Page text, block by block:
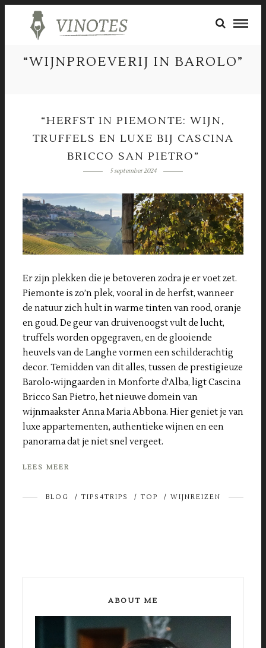
“WIJNPROEVERIJ IN BAROLO”
“HERFST IN PIEMONTE: WIJN,
TRUFFELS EN LUXE BIJ CASCINA
BRICCO SAN PIETRO”
5 september 2024
Er zijn plekken die je betoveren zodra je er voet zet.
Piemonte is zo’n plek, vooral in de herfst, wanneer
de natuur zich hult in warme tinten van rood, oranje
en goud. De geur van druivenoogst vult de lucht,
truffels worden opgegraven, en de glooiende
heuvels van de Langhe vormen een schilderachtig
decor. Temidden van dit alles, tussen de prestigieuze
Barolo-wijngaarden in Monforte d'Alba, ligt Cascina
Bricco San Pietro, het nieuwe domein van
wijnmaakster Anna Maria Abbona. Hier geniet je van
luxe appartementen, authentieke wijnen en een
panorama dat je niet snel vergeet.
LEES MEER
BLOG / TIPS4TRIPS / TOP / WIJNREIZEN
ABOUT ME